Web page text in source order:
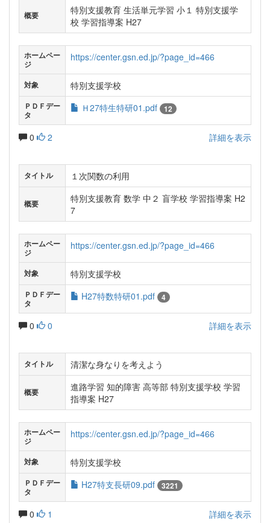
概要
特別支援教育 生活単元学習 小１ 特別支援学
校 学習指導案 H27
ホームペー
ジ
https://center.gsn.ed.jp/?page_id=466
対象 特別支援学校
ＰＤＦデー
タ
Ｈ27特生特研01.pdf 12
0 2 詳細を表示
タイトル １次関数の利用
概要
特別支援教育 数学 中２ 盲学校 学習指導案 H2
7
ホームペー
ジ
https://center.gsn.ed.jp/?page_id=466
対象 特別支援学校
ＰＤＦデー
タ
H27特数特研01.pdf 4
0 0 詳細を表示
タイトル 清潔な身なりを考えよう
概要
進路学習 知的障害 高等部 特別支援学校 学習
指導案 H27
ホームペー
ジ
https://center.gsn.ed.jp/?page_id=466
対象 特別支援学校
ＰＤＦデー
タ
H27特支長研09.pdf 3221
0 1 詳細を表示